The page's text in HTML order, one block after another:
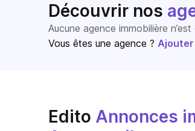
Découvrir nos
Aucune agence immobilière
Vous êtes une agence ? Ajouter
Edito Annonces